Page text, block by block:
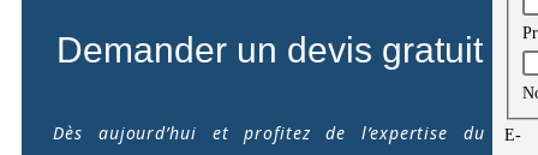
Demander un devis gratuit
Dès aujourd’hui et profitez de l’expertise du
E-